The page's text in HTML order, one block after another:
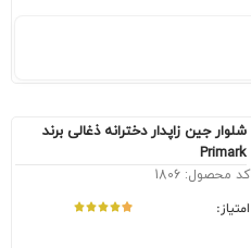
شلوار جین زاپدار دخترانه ذغالی برند
Primark
کد محصول: 1806
امتیاز: